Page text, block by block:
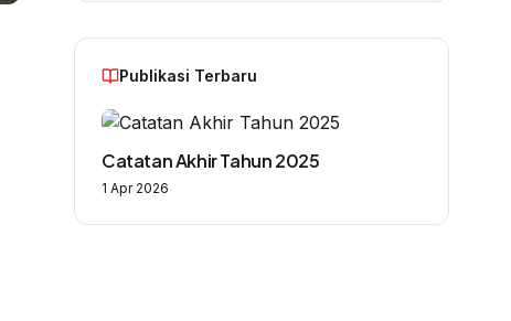
Publikasi Terbaru
Catatan Akhir Tahun 2025
1 Apr 2026